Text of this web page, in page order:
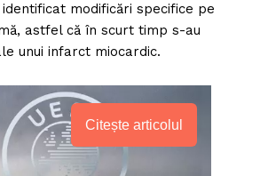
modificări specifice pe
astfel că în scurt timp s-au
unui infarct miocardic.
Citește articolul